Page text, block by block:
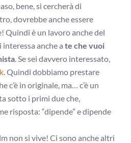
bene, si cercherà di
dovrebbe anche essere
Quindi è un lavoro anche del
anche ate che vuoi
. Se sei davvero interessato,
. Quindi dobbiamo prestare
c’è in originale, ma… c’è un
sotto i primi due che,
risposta: “dipende” e dipende
non si vive! Ci sono anche altri